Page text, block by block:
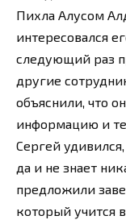
Пихла Алусом
интересовался
следующий раз
другие
объяснили, что
информацию и
Сергей
да и не знает
предложили
который учится